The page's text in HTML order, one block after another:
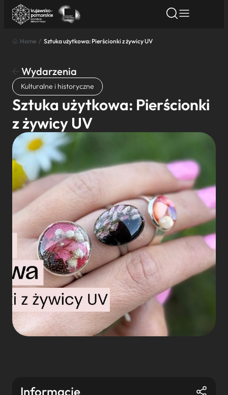
Znajdź atrakcję
Nazwa atrakcji
Miasto
Kategoria
Home / Sztuka użytkowa: Pierścionki z żywicy UV
Wydarzenia
Kulturalne i historyczne
Sztuka użytkowa: Pierścionki
z żywicy UV
Informacje